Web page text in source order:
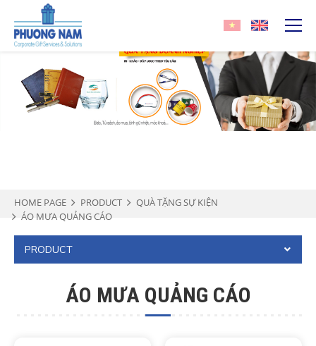
HOME PAGE PRODUCT
QUÀ TẶNG SỰ KIỆN
ÁO MƯA QUẢNG CÁO
PRODUCT
ÁO MƯA QUẢNG CÁO